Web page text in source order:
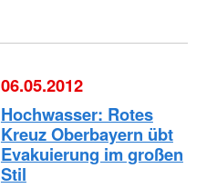
06.05.2012
Hochwasser: Rotes
Kreuz Oberbayern übt
Evakuierung im großen
Stil